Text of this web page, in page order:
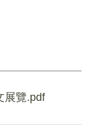
展覽.pdf